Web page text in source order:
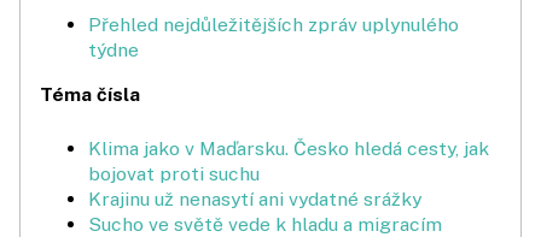
Přehled nejdůležitějších zpráv uplynulého
týdne
Téma čísla
Klima jako v Maďarsku. Česko hledá cesty, jak
bojovat proti suchu
Krajinu už nenasytí ani vydatné srážky
Sucho ve světě vede k hladu a migracím